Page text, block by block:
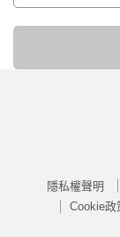
隱私權聲明
Cookie政